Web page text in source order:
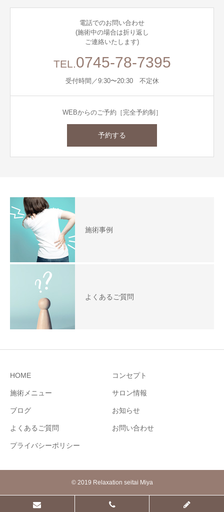
電話でのお問い合わせ
(施術中の場合は折り返し
ご連絡いたします)
TEL.0745-78-7395
受付時間／9:30〜20:30 不定休
WEBからのご予約［完全予約制］
予約する
施術事例
よくあるご質問
HOME コンセプト
施術メニュー サロン情報
ブログ お知らせ
よくあるご質問 お問い合わせ
プライバシーポリシー
© 2019 Relaxation seitai Miya